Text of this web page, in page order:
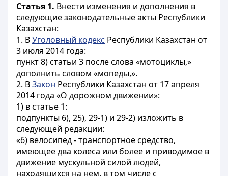
Статья 1. Внести изменения и дополнения в
следующие законодательные акты Республики
Казахстан:
1. ВУголовный кодекс Республики Казахстан от
3 июля 2014 года:
пункт 8) статьи 3 после слова «мотоциклы,»
дополнить словом «мопеды,».
2. ВЗакон Республики Казахстан от 17 апреля
2014 года «О дорожном движении»:
1) в статье 1:
подпункты 6), 25), 29-1) и 29-2) изложить в
следующей редакции:
«6) велосипед - транспортное средство,
имеющее два колеса или более и приводимое в
движение мускульной силой людей,
находящихся на нем, в том числе с